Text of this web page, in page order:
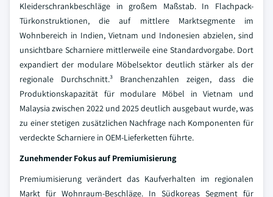
Kleiderschrankbeschläge in großem Maßstab. In Flachpack-
Türkonstruktionen, die auf mittlere Marktsegmente im
Wohnbereich in Indien, Vietnam und Indonesien abzielen, sind
unsichtbare Scharniere mittlerweile eine Standardvorgabe. Dort
expandiert der modulare Möbelsektor deutlich stärker als der
regionale Durchschnitt.³ Branchenzahlen zeigen, dass die
Produktionskapazität für modulare Möbel in Vietnam und
Malaysia zwischen 2022 und 2025 deutlich ausgebaut wurde, was
zu einer stetigen zusätzlichen Nachfrage nach Komponenten für
verdeckte Scharniere in OEM-Lieferketten führte.
Zunehmender Fokus auf Premiumisierung
Premiumisierung verändert das Kaufverhalten im regionalen
Markt für Wohnraum-Beschläge. In Südkoreas Segment für